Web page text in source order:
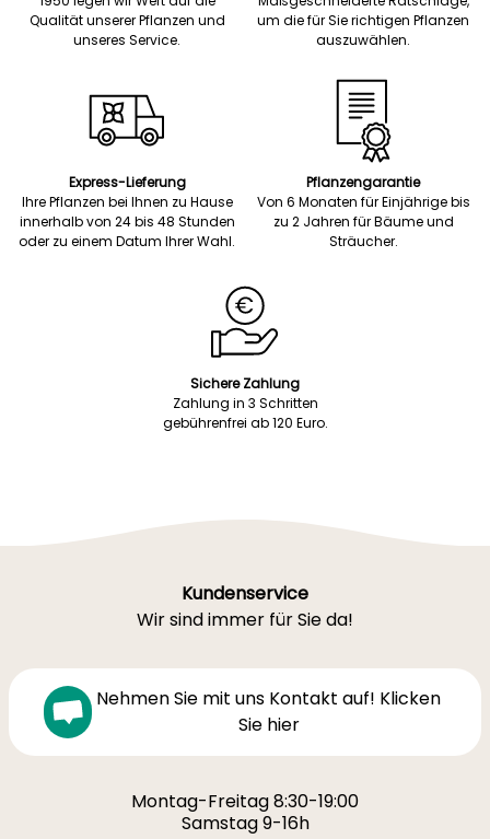
Qualität unserer Pflanzen und
unseres Service.
um die für Sie richtigen Pflanzen
auszuwählen.
Express-Lieferung
Ihre Pflanzen bei Ihnen zu Hause
innerhalb von 24 bis 48 Stunden
oder zu einem Datum Ihrer Wahl.
Pflanzengarantie
Von 6 Monaten für Einjährige bis
zu 2 Jahren für Bäume und
Sträucher.
Sichere Zahlung
Zahlung in 3 Schritten
gebührenfrei ab 120 Euro.
Kundenservice
Wir sind immer für Sie da!
Nehmen Sie mit uns Kontakt auf! Klicken
Sie hier
Montag-Freitag 8:30-19:00
Samstag 9-16h